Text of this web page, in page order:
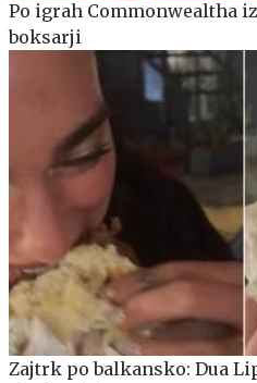
Po igrah Commonwealtha
boksarji
Zajtrk po balkansko: Dua